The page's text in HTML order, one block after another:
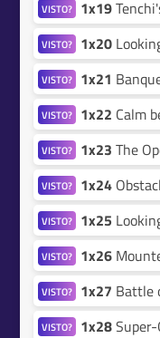
VISTO? 1x19
VISTO? 1x20
VISTO? 1x21
VISTO? 1x22 Calm
VISTO? 1x23 The
VISTO? 1x24
VISTO? 1x25
VISTO? 1x26
VISTO? 1x27 Battle
VISTO? 1x28